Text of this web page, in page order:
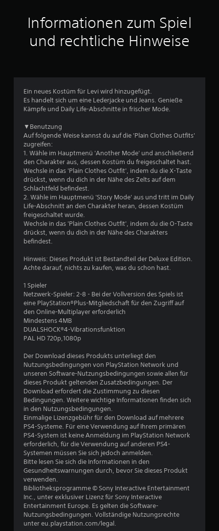
t
t
e
e
r
u
g
:
3
5
v
o
n
S
Informationen zum Spiel
und rechtliche Hinweise
Ein neues Kostüm für Levi wird hinzugefügt.
Es handelt sich um eine Lederjacke und Jeans. Genieße
Kämpfe und Daily Life-Abschnitte in frischer Mode.
▼Benutzung
Auf folgende Weise kannst du auf die 'Plain Clothes Outfits'
zugreifen:
1. Wähle im Hauptmenü 'Another Mode' und anschließend
den Charakter aus, dessen Kostüm du freigeschaltet hast.
Wechsle in das 'Plain Clothes Outfit', indem du die X-Taste
drückst, wenn du dich in der Nähe des Zelts auf dem
Schlachtfeld befindest.
2. Wähle im Hauptmenü 'Story Mode' aus und tritt im Daily
Life-Abschnitt an den Charakter heran, dessen Kostüm
freigeschaltet wurde.
Wechsle in das 'Plain Clothes Outfit', indem du die O-Taste
drückst, wenn du dich in der Nähe des Charakters
befindest.
Hinweis: Dieses Produkt ist Bestandteil der Deluxe Edition.
Achte darauf, nichts zu kaufen, was du schon hast.
1 Spieler
Netzwerk-Spieler: 2-8 - Bei der Vollversion des Spiels ist
eine PlayStation®Plus-Mitgliedschaft für den Zugriff auf
den Online-Multiplayer erforderlich
Mindestens 4MB
DUALSHOCK®4-Vibrationsfunktion
PAL HD 720p,1080p
Der Download dieses Produkts unterliegt den
Nutzungsbedingungen von PlayStation Network und
unseren Software-Nutzungsbedingungen sowie allen für
dieses Produkt geltenden Zusatzbedingungen. Der
Download erfordert die Zustimmung zu diesen
Bedingungen. Weitere wichtige Informationen finden sich
in den Nutzungsbedingungen.
Einmalige Lizenzgebühr für den Download auf mehrere
PS4-Systeme. Für eine Verwendung auf Ihrem primären
PS4-System ist keine Anmeldung im PlayStation Network
erforderlich, für die Verwendung auf anderen PS4-
Systemen müssen Sie sich jedoch anmelden.
Bitte lesen Sie sich die Informationen in den
Gesundheitswarnungen durch, bevor Sie dieses Produkt
verwenden.
Bibliotheksprogramme © Sony Interactive Entertainment
Inc., unter exklusiver Lizenz für Sony Interactive
Entertainment Europe. Es gelten die Software-
Nutzungsbedingungen. Vollständige Nutzungsrechte
unter eu.playstation.com/legal.